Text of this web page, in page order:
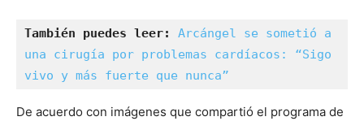
También puedes leer:
Arcángel se sometió a
una cirugía por problemas cardíacos: “Sigo
vivo y más fuerte que nunca”
De acuerdo con imágenes que compartió el programa de